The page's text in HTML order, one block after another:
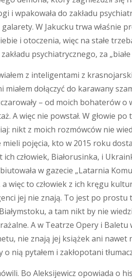
i wpakowała do zakładu
galarety. W Jakucku trwa właśnie
i otoczenia, więc na stałe
psychiatrycznego, za „białe
z inteligentami z
miałem dołączyć do karawany
– od moich bohaterów o
A więc nie powstał. W głowie
nikt z moich rozmówców nie
mieli pojęcia, kto w 2015 roku
ich człowiek, Białorusinka, i
w gazecie „Latarnia
więc to człowiek z ich kręgu
jej nie znają. To jest po prostu
a tam nikt by nie
A w Teatrze Opery i
nie znają jej książek ani
o nią pytałem i zakłopotani
Bo Aleksijewicz opowiada o